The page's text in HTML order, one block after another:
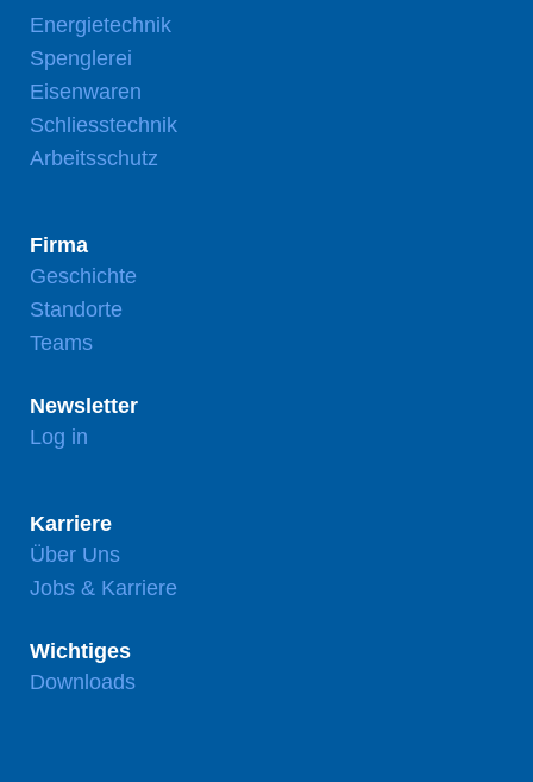
Energietechnik
Spenglerei
Eisenwaren
Schliesstechnik
Arbeitsschutz
Firma
Geschichte
Standorte
Teams
Newsletter
Log in
Karriere
Über Uns
Jobs & Karriere
Wichtiges
Downloads